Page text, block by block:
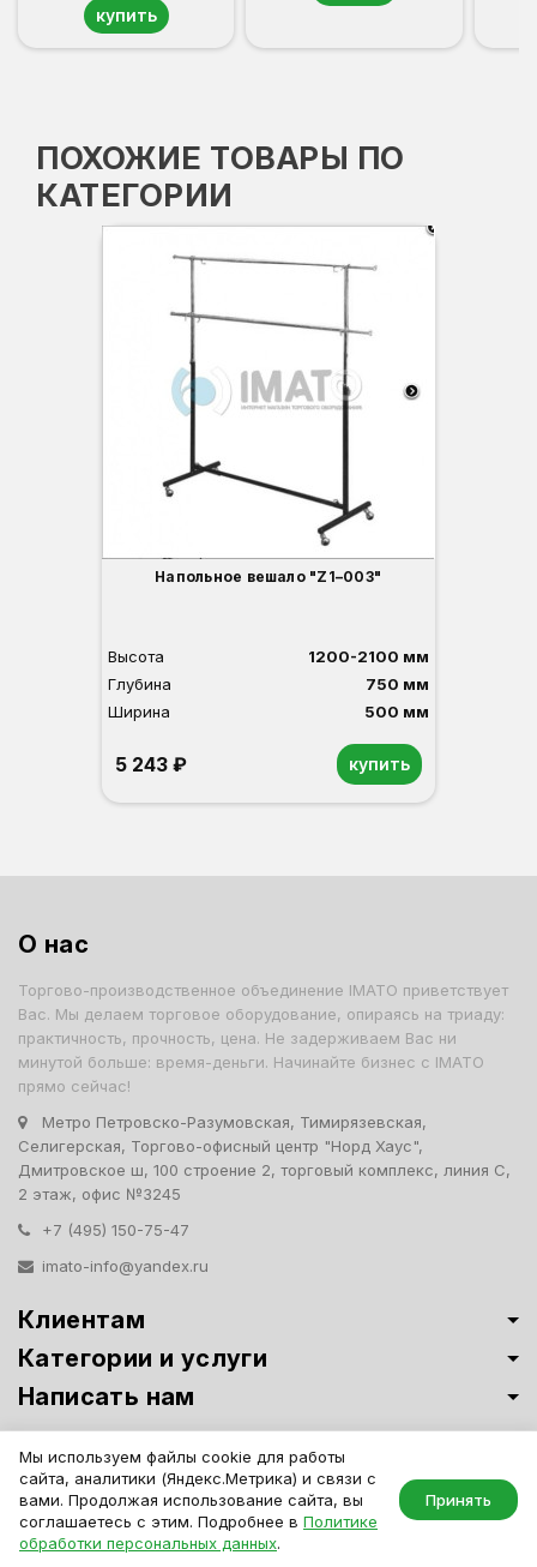
купить
ПОХОЖИЕ ТОВАРЫ ПО
КАТЕГОРИИ
Напольное вешало "Z1–003"
Высота
1200-2100 мм
Глубина
750 мм
Ширина
500 мм
5 243 ₽ купить
О нас
Торгово-производственное объединение IMATO приветствует
Вас. Мы делаем торговое оборудование, опираясь на триаду:
практичность, прочность, цена. Не задерживаем Вас ни
минутой больше: время-деньги. Начинайте бизнес с IMATO
прямо сейчас!
Метро Петровско-Разумовская, Тимирязевская,
Селигерская, Торгово-офисный центр "Норд Хаус",
Дмитровское ш, 100 строение 2, торговый комплекс, линия С,
2 этаж, офис №3245
+7 (495) 150-75-47
imato-info@yandex.ru
Клиентам
Категории и услуги
Написать нам
Витрины премиум-класса ИМАТО
Политика обработки персональных
данных
IMATO. Интернет Магазин Торговой И Офисной Мебели. ООО "ИМАТО",
ИНН 7717506114 КПП 771701001, ОГРН 1047796163799
Мы используем файлы cookie для работы
сайта, аналитики (Яндекс.Метрика) и связи с
вами. Продолжая использование сайта, вы
соглашаетесь с этим. Подробнее в Политике
обработки персональных данных.
Принять